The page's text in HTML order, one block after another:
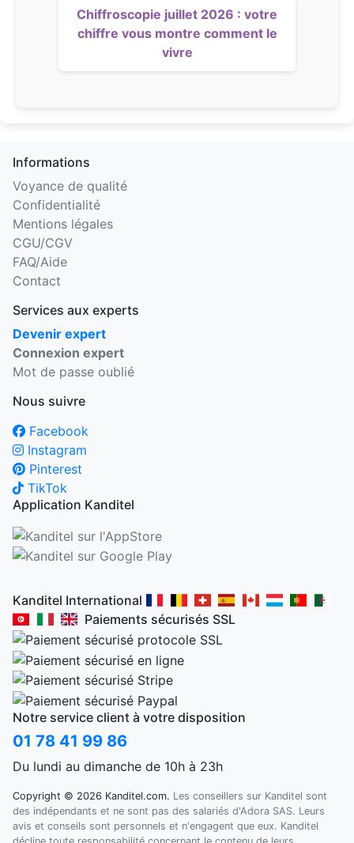
Chiffroscopie juillet 2026 : votre
chiffre vous montre comment le
vivre
Informations
Voyance de qualité
Confidentialité
Mentions légales
CGU/CGV
FAQ/Aide
Contact
Services aux experts
Devenir expert
Connexion expert
Mot de passe oublié
Nous suivre
Facebook
Instagram
Pinterest
TikTok
Application Kanditel
Kanditel International
Paiements sécurisés SSL
Notre service client à votre disposition
01 78 41 99 86
Du lundi au dimanche de 10h à 23h
Copyright © 2026 Kanditel.com. Les conseillers sur Kanditel sont
des indépendants et ne sont pas des salariés d'Adora SAS. Leurs
avis et conseils sont personnels et n'engagent que eux. Kanditel